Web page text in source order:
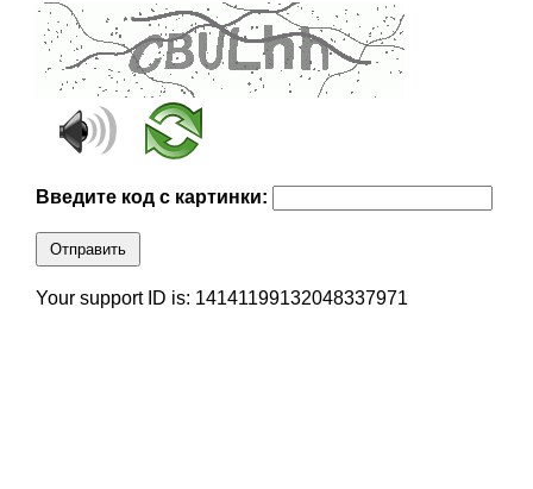
Введите код с картинки:
Отправить
Your support ID is: 14141199132048337971